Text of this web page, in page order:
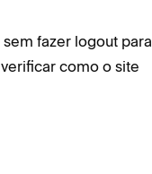
fazer logout para
como o site